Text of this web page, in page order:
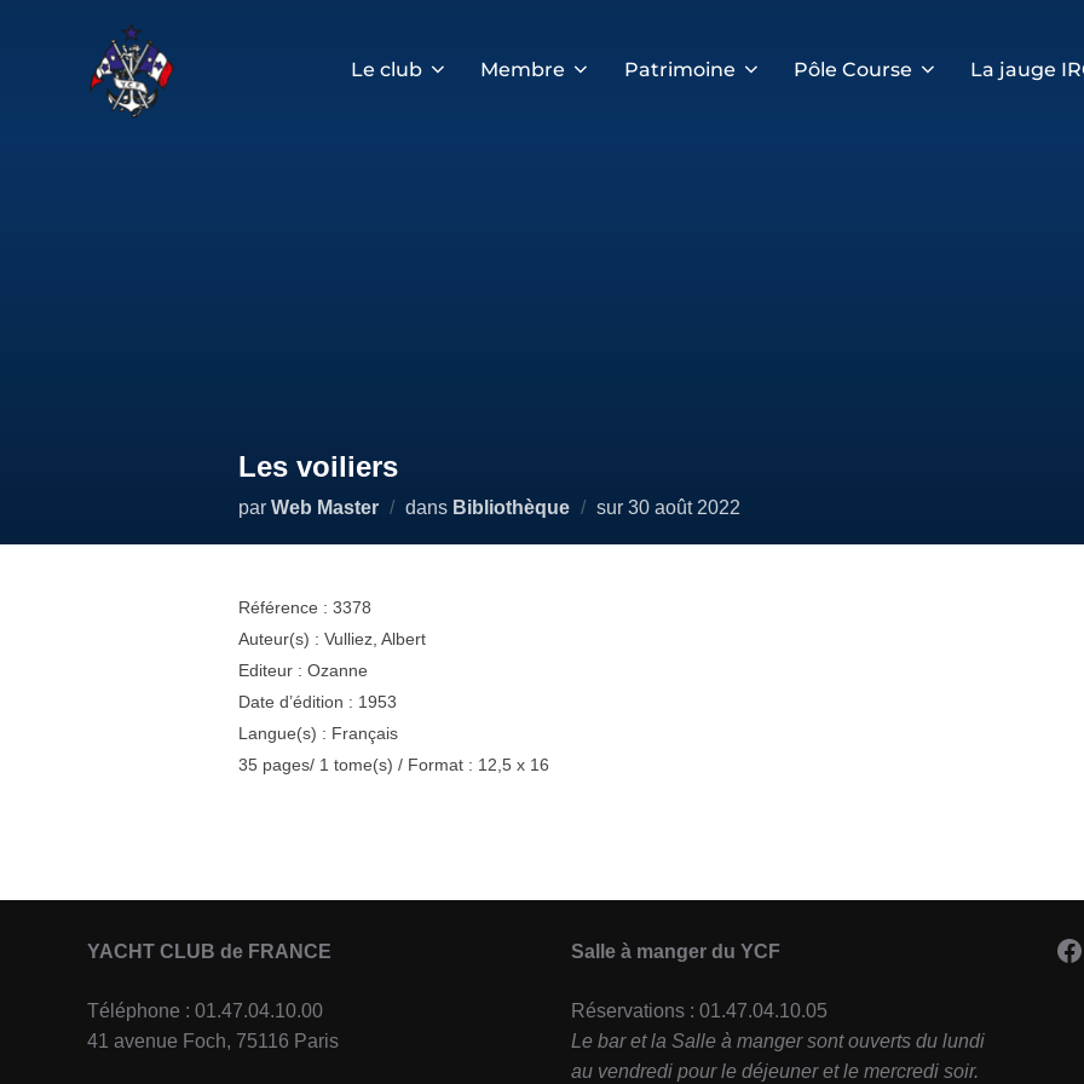
Le club Membre Patrimoine Pôle Course La jauge
Les voiliers
par Web Master dans Bibliothèque sur Publié
30 août 2022
Référence : 3378
Auteur(s) : Vulliez, Albert
Editeur : Ozanne
Date d’édition : 1953
Langue(s) : Français
35 pages/ 1 tome(s) / Format : 12,5 x 16
YACHT CLUB de FRANCE
Téléphone : 01.47.04.10.00
41 avenue Foch, 75116 Paris
Salle à manger du YCF
Réservations : 01.47.04.10.05
Le bar et la Salle à manger sont ouverts du lundi
au vendredi pour le déjeuner et le mercredi soir.